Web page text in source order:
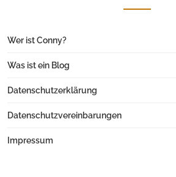
Wer ist Conny?
Was ist ein Blog
Datenschutzerklärung
Datenschutzvereinbarungen
Impressum